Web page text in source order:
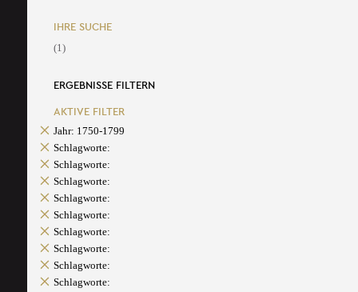
IHRE SUCHE
(1)
ERGEBNISSE FILTERN
AKTIVE FILTER
Jahr: 1750-1799
Schlagworte:
Schlagworte:
Schlagworte:
Schlagworte:
Schlagworte:
Schlagworte:
Schlagworte:
Schlagworte:
Schlagworte: